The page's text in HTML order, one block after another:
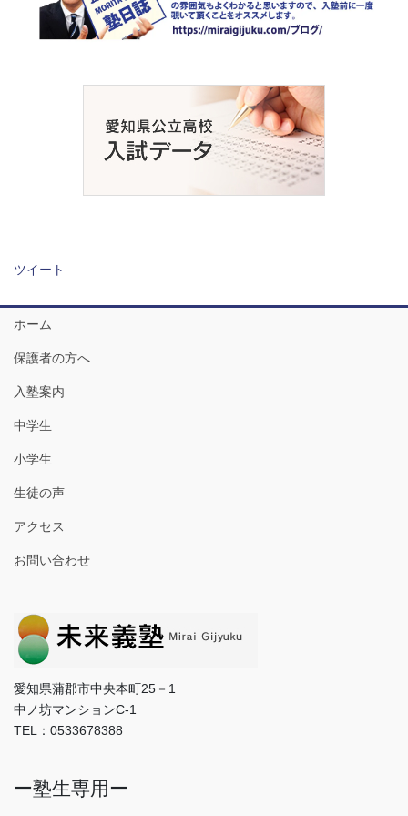
ツイート
ホーム
保護者の方へ
入塾案内
中学生
小学生
生徒の声
アクセス
お問い合わせ
愛知県蒲郡市中央本町25－1
中ノ坊マンションC-1
TEL：0533678388
ー塾生専用ー